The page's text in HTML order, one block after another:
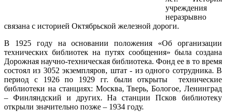
учреждения
неразрывно
связана с историей Октябрьской железной дороги.
В 1925 году на основании положения «Об организации
технических библиотек на путях сообщения» была создана
Дорожная научно-техническая библиотека. Фонд ее в то время
состоял из 3052 экземпляров, штат - из одного сотрудника. В
период с 1926 по 1929 гг. были открыты технические
библиотеки на станциях: Москва, Тверь, Бологое, Ленинград
– Финляндский и других. На станции Псков библиотеку
открыли значительно позже – 1934 году.